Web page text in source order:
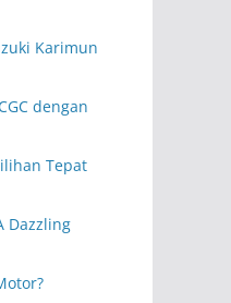
Karimun
dengan
Tepat
Dazzling